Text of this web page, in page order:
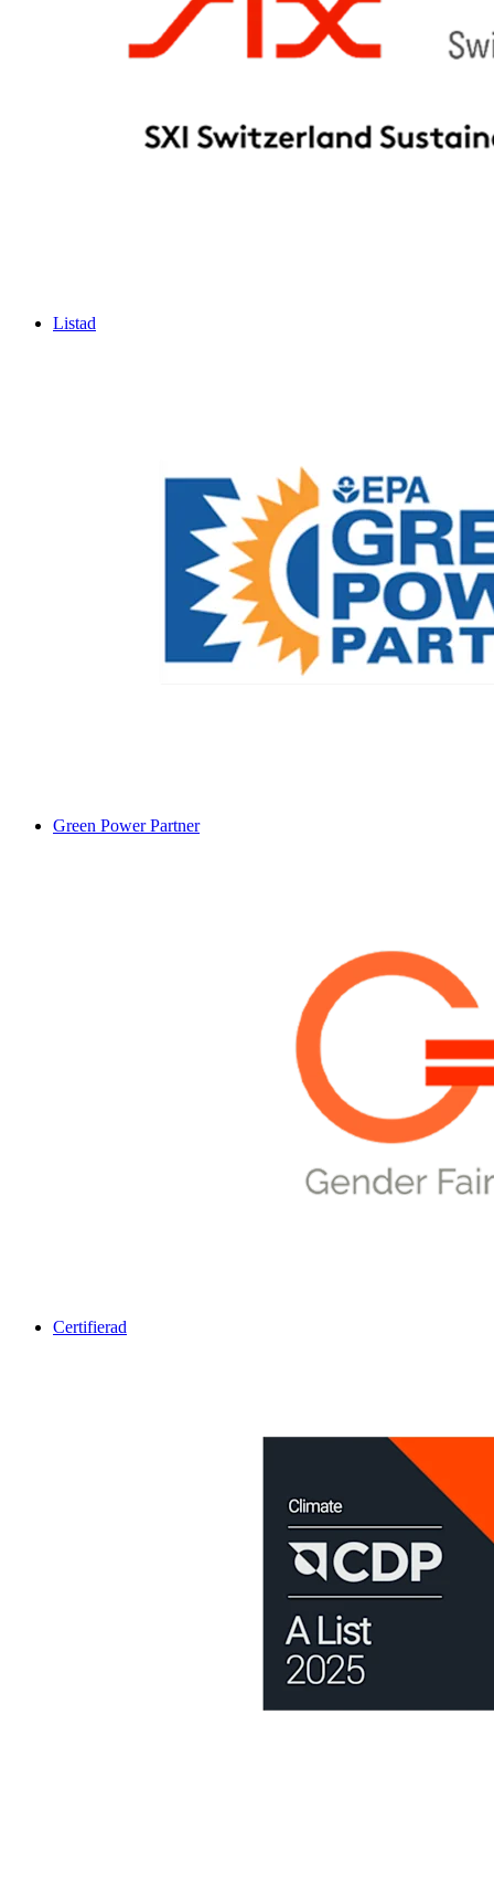
Listad
Green Power Partner
Certifierad